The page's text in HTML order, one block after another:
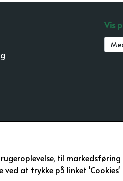
Vis
til
at trykke på linket 'Cookies'